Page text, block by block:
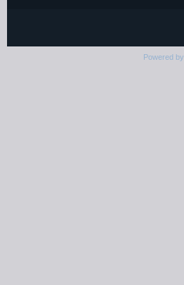
Powered by